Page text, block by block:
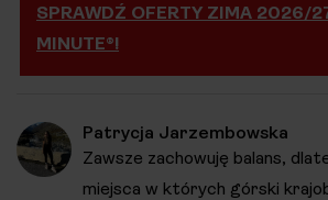
SPRAWDŹ OFERTY ZIMA 2026/
MINUTE®!
Patrycja Jarzembowska
Zawsze zachowuję balans,
miejsca w których górski